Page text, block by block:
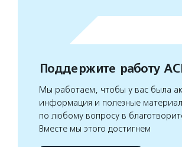
Поддержите работу
Мы работаем, чтобы у вас была
информация и полезные
по любому вопросу в
Вместе мы этого достигнем